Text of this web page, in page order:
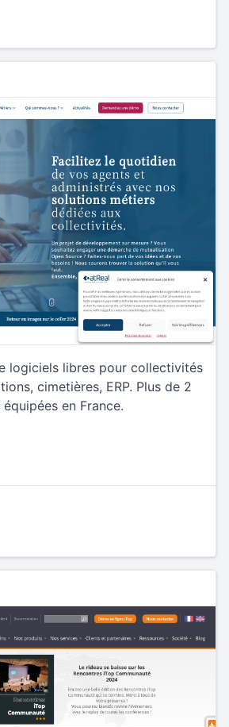
logiciels libres pour collectivités
cimetières, ERP. Plus de 2
en France.